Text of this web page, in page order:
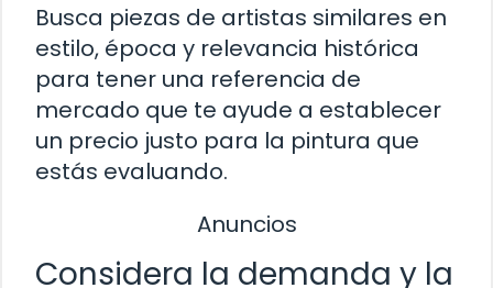
Busca piezas de artistas similares en
estilo, época y relevancia histórica
para tener una referencia de
mercado que te ayude a establecer
un precio justo para la pintura que
estás evaluando.
Anuncios
Considera la demanda y la